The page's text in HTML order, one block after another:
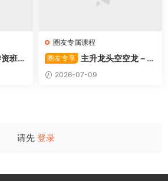
班出
课程-
圈友专属课程
圈友专享
主升龙头空空龙－竞
价抢筹盘口的量化公式与十几
年的体系干货，全篇2026061
2026-07-09
请先 登录